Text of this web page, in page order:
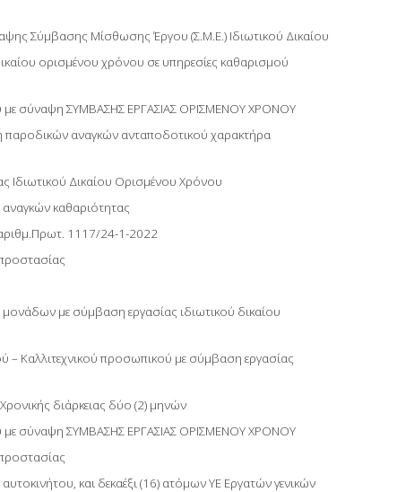
Σύμβασης Μίσθωσης Έργου (Σ.Μ.Ε.) Ιδιωτικού Δικαίου
ορισμένου χρόνου σε υπηρεσίες καθαρισμού
σύναψη ΣΥΜΒΑΣΗΣ ΕΡΓΑΣΙΑΣ ΟΡΙΣΜΕΝΟΥ ΧΡΟΝΟΥ
αναγκών ανταποδοτικού χαρακτήρα
Δικαίου Ορισμένου Χρόνου
καθαριότητας
1117/24-1-2022
με σύμβαση εργασίας ιδιωτικού δικαίου
Καλλιτεχνικού προσωπικού με σύμβαση εργασίας
διάρκειας δύο (2) μηνών
σύναψη ΣΥΜΒΑΣΗΣ ΕΡΓΑΣΙΑΣ ΟΡΙΣΜΕΝΟΥ ΧΡΟΝΟΥ
και δεκαέξι (16) ατόμων ΥΕ Εργατών γενικών